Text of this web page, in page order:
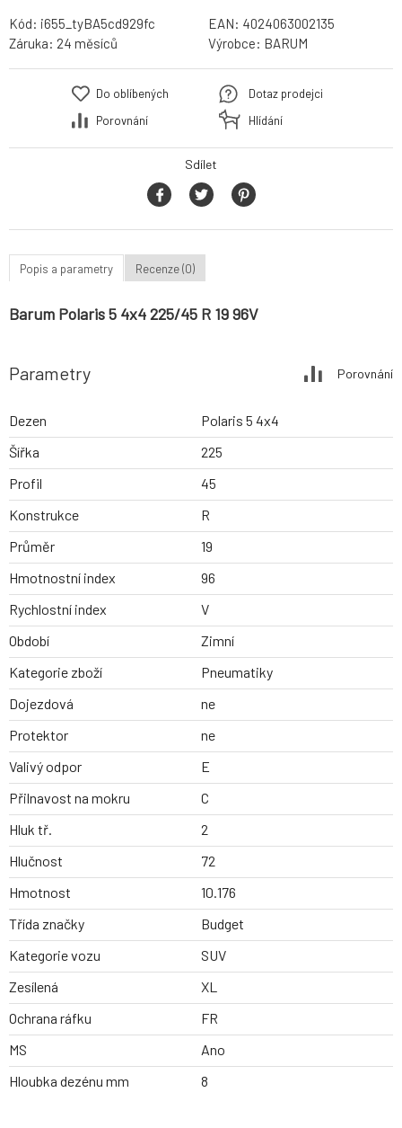
Kód: i655_tyBA5cd929fc EAN: 4024063002135
Záruka: 24 měsíců Výrobce: BARUM
Do oblíbených
Porovnání
Dotaz prodejci
Hlídání
Sdílet
Popis a parametry Recenze (0)
Barum Polaris 5 4x4 225/45 R 19 96V
Parametry Porovnání
Dezen
Polaris 5 4x4
Šířka
225
Profil
45
Konstrukce
R
Průměr
19
Hmotnostní index
96
Rychlostní index
V
Období
Zimní
Kategorie zboží
Pneumatiky
Dojezdová
ne
Protektor
ne
Valivý odpor
E
Přilnavost na mokru
C
Hluk tř.
2
Hlučnost
72
Hmotnost
10.176
Třída značky
Budget
Kategorie vozu
SUV
Zesílená
XL
Ochrana ráfku
FR
MS
Ano
Hloubka dezénu mm
8